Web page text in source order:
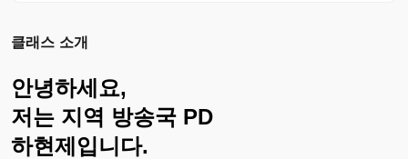
클래스 소개
안녕하세요,
저는 지역 방송국 PD
하현제입니다.